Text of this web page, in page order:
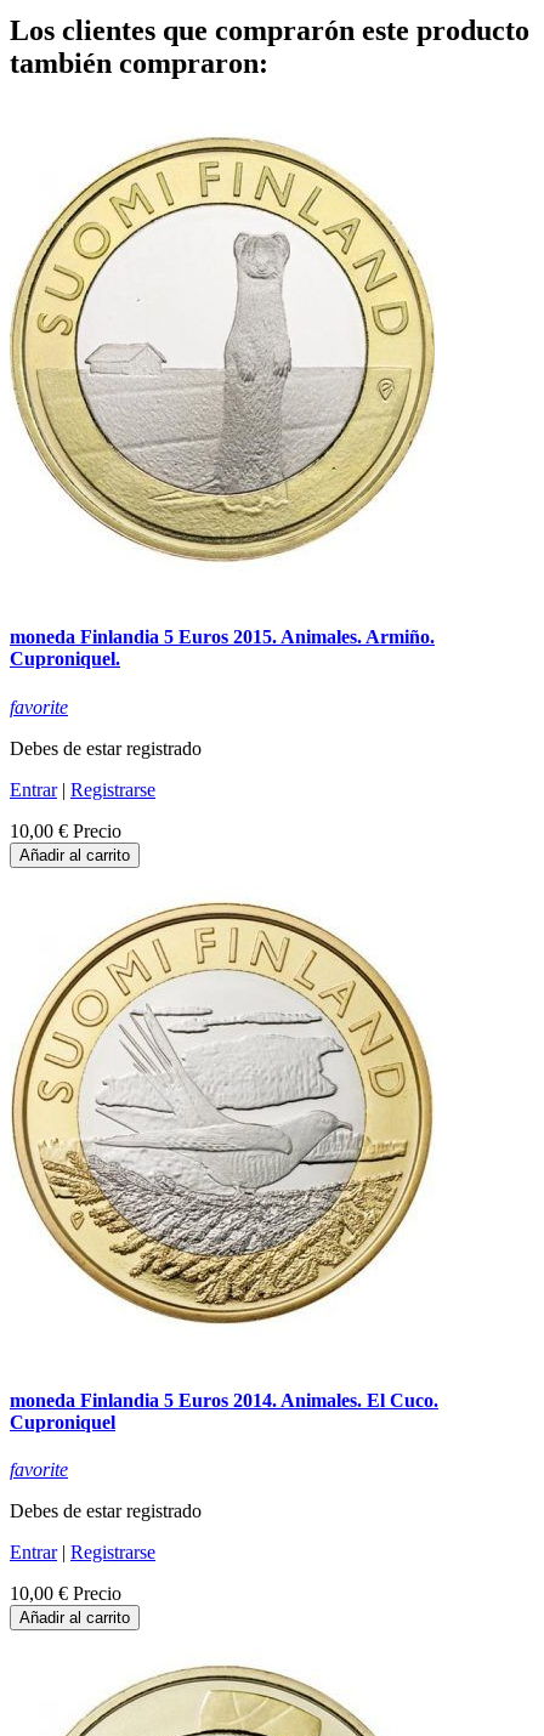
Los clientes que comprarón este producto
también compraron:
moneda Finlandia 5 Euros 2015. Animales. Armiño.
Cuproniquel.
favorite
Debes de estar registrado
Entrar| Registrarse
10,00 € Precio
Añadir al carrito
moneda Finlandia 5 Euros 2014. Animales. El Cuco.
Cuproniquel
favorite
Debes de estar registrado
Entrar| Registrarse
10,00 € Precio
Añadir al carrito